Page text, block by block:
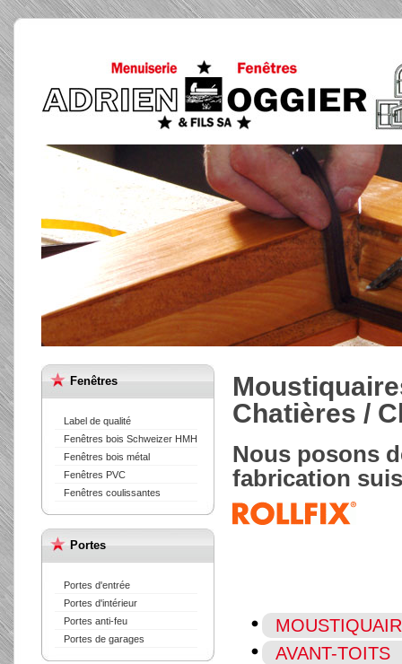
Fenêtres
Label de qualité
Fenêtres bois Schweizer HMH
Fenêtres bois métal
Fenêtres PVC
Fenêtres coulissantes
Portes
Portes d'entrée
Portes d'intérieur
Portes anti-feu
Portes de garages
Chatières /
Nous posons
fabrication
AVANT-TOITS